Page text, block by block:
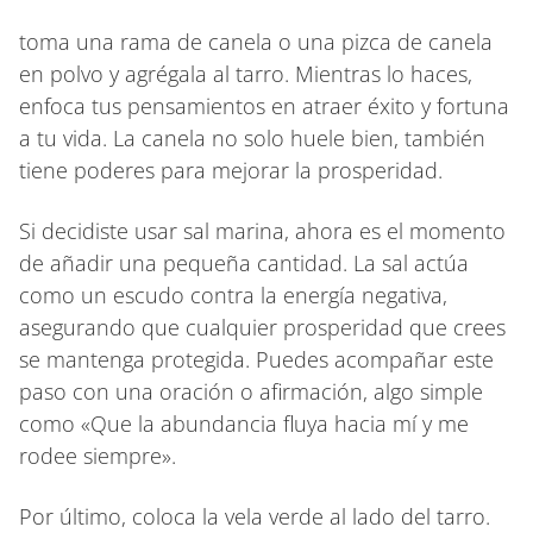
toma una rama de canela o una pizca de canela
en polvo y agrégala al tarro. Mientras lo haces,
enfoca tus pensamientos en atraer éxito y fortuna
a tu vida. La canela no solo huele bien, también
tiene poderes para mejorar la prosperidad.
Si decidiste usar sal marina, ahora es el momento
de añadir una pequeña cantidad. La sal actúa
como un escudo contra la energía negativa,
asegurando que cualquier prosperidad que crees
se mantenga protegida. Puedes acompañar este
paso con una oración o afirmación, algo simple
como «Que la abundancia fluya hacia mí y me
rodee siempre».
Por último, coloca la vela verde al lado del tarro.